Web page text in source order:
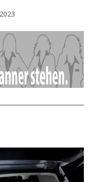
- Anzeige -